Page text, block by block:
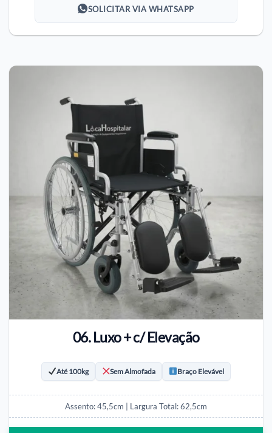
SOLICITAR VIA WHATSAPP
06. Luxo + c/ Elevação
Até 100kg Sem Almofada Braço Elevável
Assento: 45,5cm | Largura Total: 62,5cm